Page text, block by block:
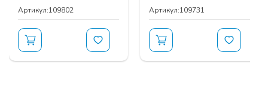
Артикул:109802 Артикул:109731
шкафов
Серия рамочных профилей
ЗАЯВКУ НА УЧАСТИЕ В СЕМИНАРЕ ВЫ МОЖЕТЕ
ОСТАВИТЬ У ВАШИХ МЕНЕДЖЕРОВ